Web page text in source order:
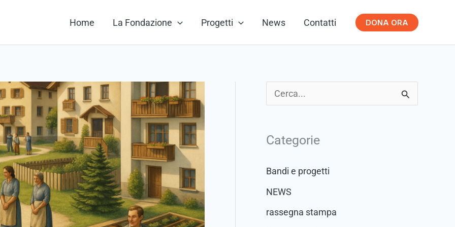
Home La Fondazione Progetti News Contatti DONA ORA
a
:
Categorie
Bandi e progetti
NEWS
rassegna stampa